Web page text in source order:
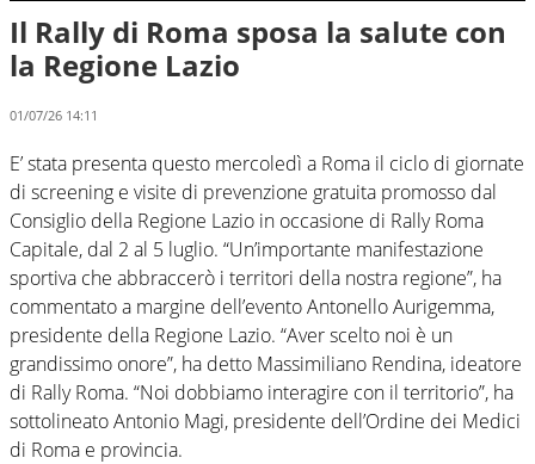
Il Rally di Roma sposa la salute con
la Regione Lazio
01/07/26 14:11
E’ stata presenta questo mercoledì a Roma il ciclo di giornate
di screening e visite di prevenzione gratuita promosso dal
Consiglio della Regione Lazio in occasione di Rally Roma
Capitale, dal 2 al 5 luglio. “Un’importante manifestazione
sportiva che abbraccerò i territori della nostra regione”, ha
commentato a margine dell’evento Antonello Aurigemma,
presidente della Regione Lazio. “Aver scelto noi è un
grandissimo onore”, ha detto Massimiliano Rendina, ideatore
di Rally Roma. “Noi dobbiamo interagire con il territorio”, ha
sottolineato Antonio Magi, presidente dell’Ordine dei Medici
di Roma e provincia.